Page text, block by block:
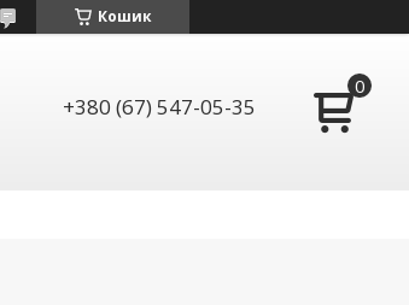
Кошик
+380 (67) 547-05-35